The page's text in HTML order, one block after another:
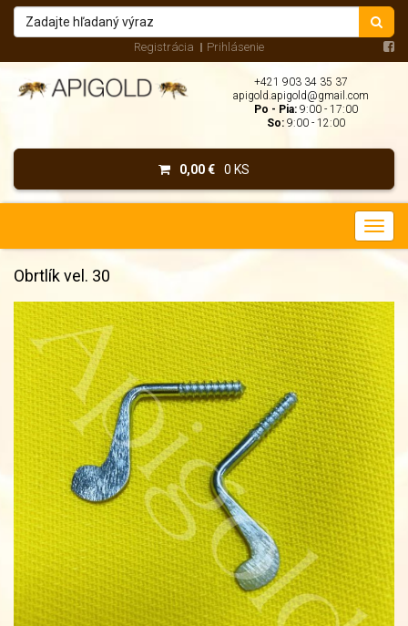
Registrácia Prihlásenie
+421 903 34 35 37
apigold.apigold@gmail.com
Po - Pia: 9:00 - 17:00
So: 9:00 - 12:00
0,00 € 0 KS
Obrtlík vel. 30